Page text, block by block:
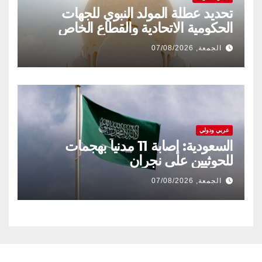
تحديد عطلة المولد النبوي للجهات
الحكومية الاتحادية والقطاع الخاص
الجمعة, 07/08/2026
عربي ودولي
السعودية: إصابة 11 مدنياً بهجمات
للحوثيين على نجران
الجمعة, 07/08/2026